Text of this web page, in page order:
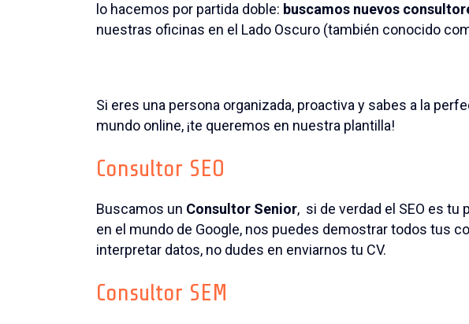
lo hacemos por partida doble: buscamos nuevos
nuestras oficinas en el Lado Oscuro (también conocido
Si eres una persona organizada, proactiva y sabes a la
mundo online, ¡te queremos en nuestra plantilla!
Consultor SEO
Buscamos un Consultor Senior, si de verdad el SEO es tu
en el mundo de Google, nos puedes demostrar todos tus
interpretar datos, no dudes en enviarnos tu CV.
Consultor SEM